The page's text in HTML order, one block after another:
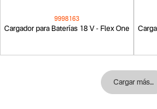
9998163
Cargador para Baterías 18 V - Flex One
Cargar más…